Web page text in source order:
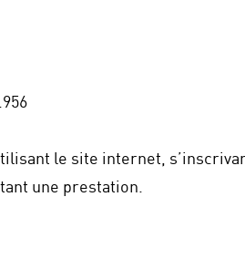
le site internet,
une prestation.